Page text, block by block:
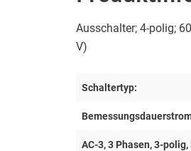
Ausschalter; 4-polig;
V)
Schaltertyp:
AC-3, 3 Phasen, 3-polig,